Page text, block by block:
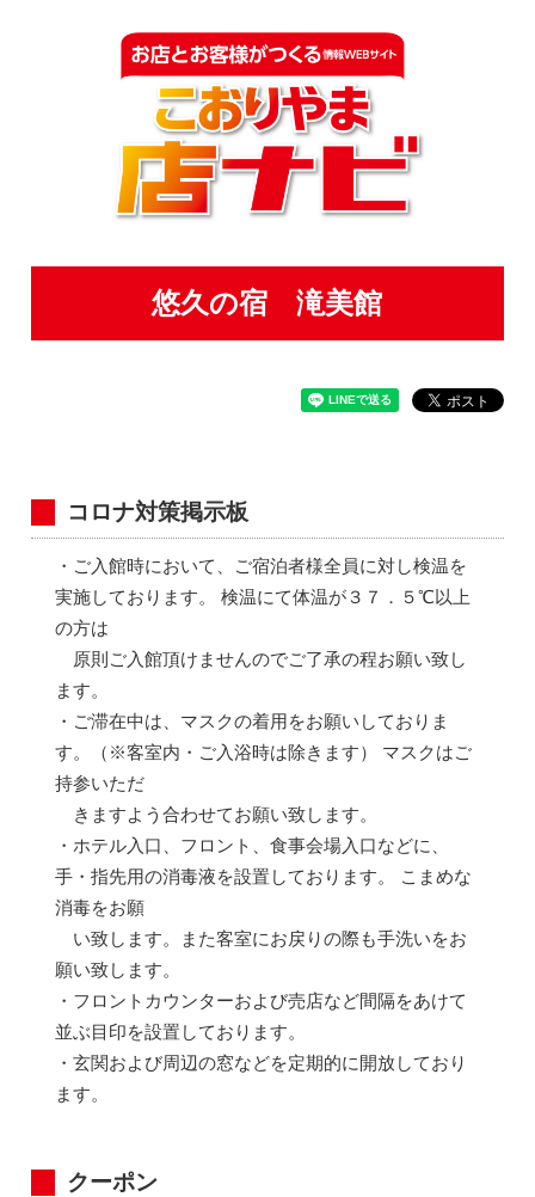
悠久の宿 滝美館
コロナ対策掲示板
・ご入館時において、ご宿泊者様全員に対し検温を
実施しております。 検温にて体温が３７．５℃以上
の方は
原則ご入館頂けませんのでご了承の程お願い致し
ます。
・ご滞在中は、マスクの着用をお願いしておりま
す。（※客室内・ご入浴時は除きます） マスクはご
持参いただ
きますよう合わせてお願い致します。
・ホテル入口、フロント、食事会場入口などに、
手・指先用の消毒液を設置しております。 こまめな
消毒をお願
い致します。また客室にお戻りの際も手洗いをお
願い致します。
・フロントカウンターおよび売店など間隔をあけて
並ぶ目印を設置しております。
・玄関および周辺の窓などを定期的に開放しており
ます。
クーポン